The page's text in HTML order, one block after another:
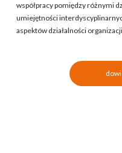
współpracy pomiędzy różnymi
umiejętności
aspektów działalności